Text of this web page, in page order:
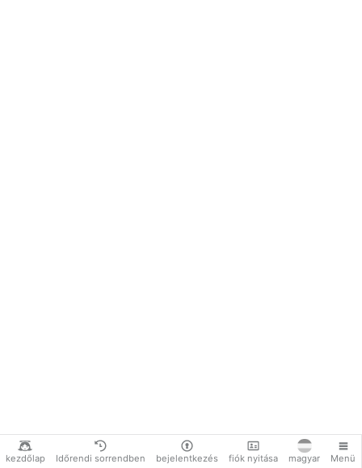
kezdőlap Időrendi sorrendben bejelentkezés fiók nyitása magyar Menü